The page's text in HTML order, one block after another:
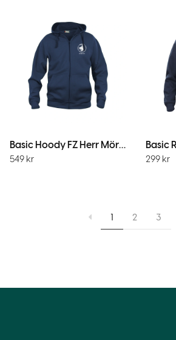
Basic Hoody FZ Herr Mörk Marin
549 kr 299 kr
1 2 3